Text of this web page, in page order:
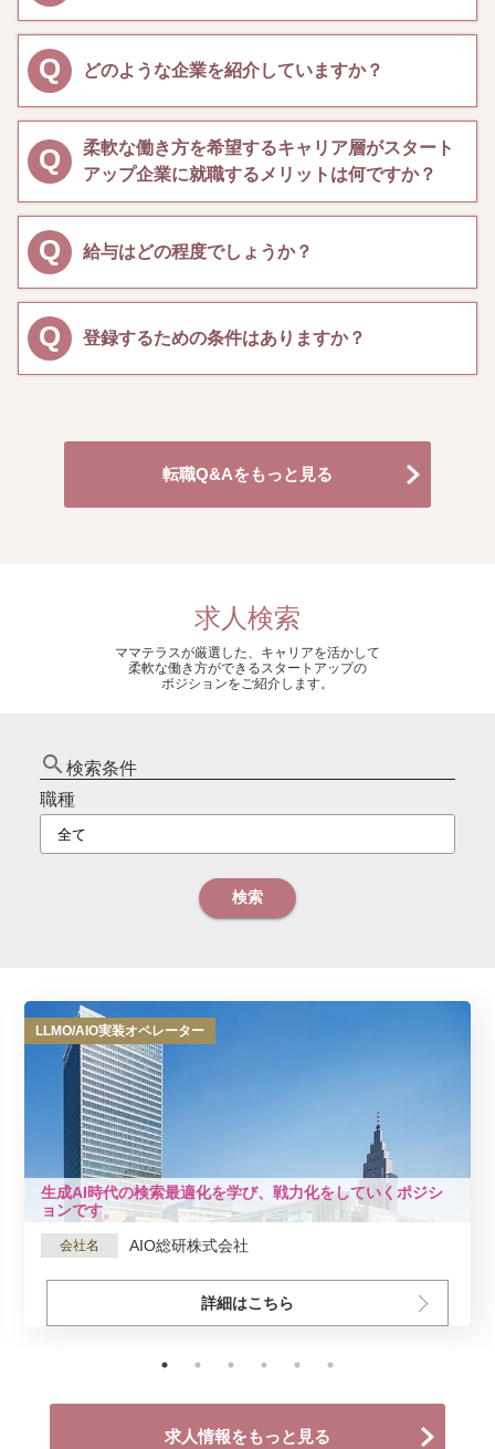
Q どのような企業を紹介していますか？
Q
柔軟な働き方を希望するキャリア層がスタート
アップ企業に就職するメリットは何ですか？
Q 給与はどの程度でしょうか？
Q 登録するための条件はありますか？
転職Q&Aをもっと見る
求人検索
ママテラスが厳選した、キャリアを活かして
柔軟な働き方ができるスタートアップの
ポジションをご紹介します。
search 検索条件
職種
検索
LLMO/AIO実装オペレーター
生成AI時代の検索最適化を学び、戦力化をしていくポジシ
ョンです
会社名 AIO総研株式会社
詳細はこちら
求人情報をもっと見る